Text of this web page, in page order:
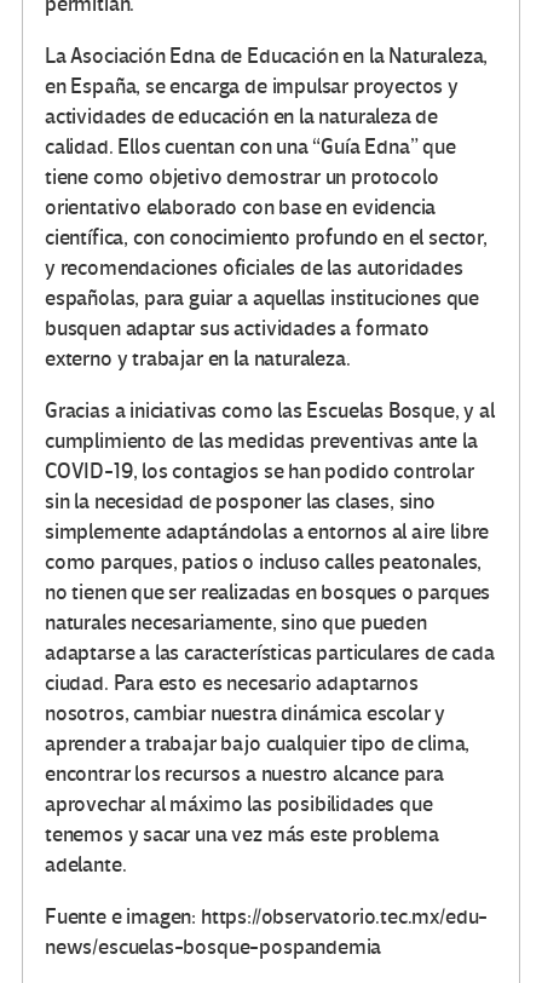
La Asociación Edna de Educación en la Naturaleza,
en España, se encarga de impulsar proyectos y
actividades de educación en la naturaleza de
calidad. Ellos cuentan con una “Guía Edna” que
tiene como objetivo demostrar un protocolo
orientativo elaborado con base en evidencia
científica, con conocimiento profundo en el sector,
y recomendaciones oficiales de las autoridades
españolas, para guiar a aquellas instituciones que
busquen adaptar sus actividades a formato
externo y trabajar en la naturaleza.
Gracias a iniciativas como las Escuelas Bosque, y al
cumplimiento de las medidas preventivas ante la
COVID-19, los contagios se han podido controlar
sin la necesidad de posponer las clases, sino
simplemente adaptándolas a entornos al aire libre
como parques, patios o incluso calles peatonales,
no tienen que ser realizadas en bosques o parques
naturales necesariamente, sino que pueden
adaptarse a las características particulares de cada
ciudad. Para esto es necesario adaptarnos
nosotros, cambiar nuestra dinámica escolar y
aprender a trabajar bajo cualquier tipo de clima,
encontrar los recursos a nuestro alcance para
aprovechar al máximo las posibilidades que
tenemos y sacar una vez más este problema
adelante.
Fuente e imagen: https://observatorio.tec.mx/edu-
news/escuelas-bosque-pospandemia